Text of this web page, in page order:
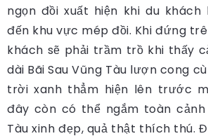
ngọn đồi xuất hiện khi du
đến khu vực mép đồi. Khi đứng
khách sẽ phải trầm trồ khi thấy
dài Bãi Sau Vũng Tàu lượn cong
trời xanh thẳm hiện lên trước
đây còn có thể ngắm toàn
Tàu xinh đẹp, quả thật thích thú.